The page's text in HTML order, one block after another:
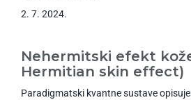
2. 7. 2024.
Nehermitski efekt
Hermitian skin effect)
Paradigmatski kvantne sustave